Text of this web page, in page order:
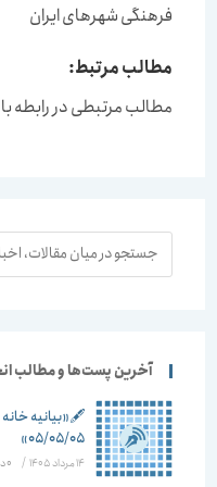
فرهنگی شهرهای ایران
مطالب مرتبط:
مطالب مرتبطی در رابطه با
جستجو
آخرین پست‌ها و مطالب
🖋️«بیانیه خانه
۰۵/۰۵/۰۵»
14 مرداد 1405 / ۰ دیدگاه